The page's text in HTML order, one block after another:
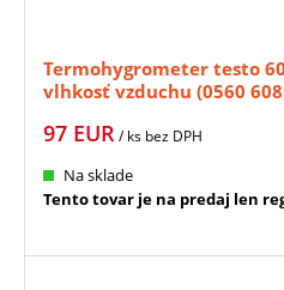
Termohygrometer testo
vlhkosť vzduchu (0560
97 EUR / ks bez DPH
Na sklade
Tento tovar je na predaj len